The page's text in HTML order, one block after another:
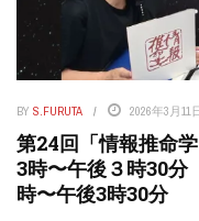
BY S.FURUTA 2026年3月11
第24回「情報推命
3時〜午後３時
時〜午後3時30分